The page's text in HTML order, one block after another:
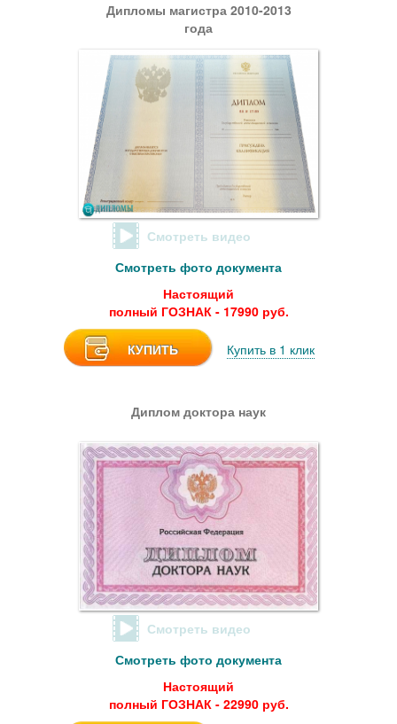
Дипломы магистра 2010-2013
года
Смотреть видео
Смотреть фото документа
Настоящий
полный ГОЗНАК - 17990 руб.
КУПИТЬ Купить в 1 клик
Диплом доктора наук
Смотреть видео
Смотреть фото документа
Настоящий
полный ГОЗНАК - 22990 руб.